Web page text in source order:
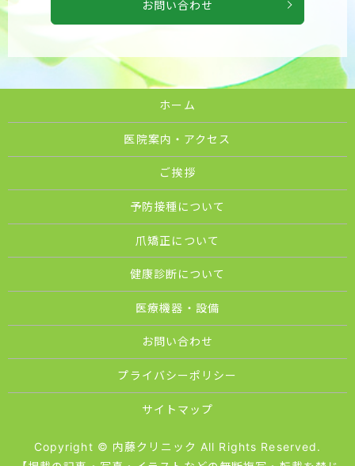
お問い合わせ
ホーム
医院案内・アクセス
ご挨拶
予防接種について
爪矯正について
健康診断について
医療機器・設備
お問い合わせ
プライバシーポリシー
サイトマップ
Copyright © 内藤クリニック All Rights Reserved.